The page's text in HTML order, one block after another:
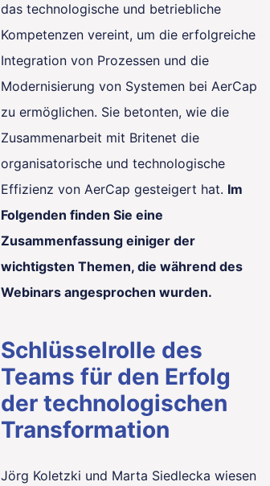
das technologische und betriebliche
Kompetenzen vereint, um die erfolgreiche
Integration von Prozessen und die
Modernisierung von Systemen bei AerCap
zu ermöglichen. Sie betonten, wie die
Zusammenarbeit mit Britenet die
organisatorische und technologische
Effizienz von AerCap gesteigert hat. Im
Folgenden finden Sie eine
Zusammenfassung einiger der
wichtigsten Themen, die während des
Webinars angesprochen wurden.
Schlüsselrolle des
Teams für den Erfolg
der technologischen
Transformation
Jörg Koletzki und Marta Siedlecka wiesen